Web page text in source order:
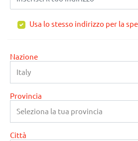
Usa lo stesso indirizzo per la
Nazione
Provincia
Città